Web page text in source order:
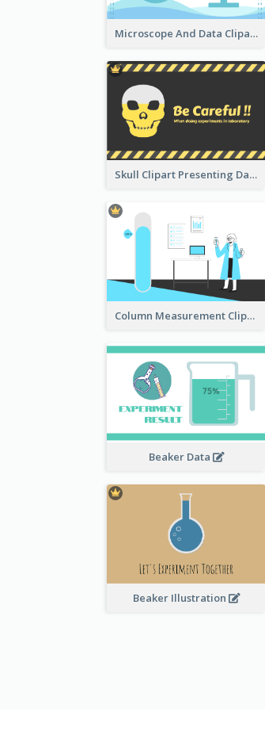
Microscope And Data Clipart
Skull Clipart Presenting Dangerous
Column Measurement Clipart
Beaker Data
Beaker Illustration